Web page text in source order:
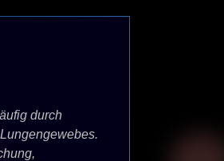
durch